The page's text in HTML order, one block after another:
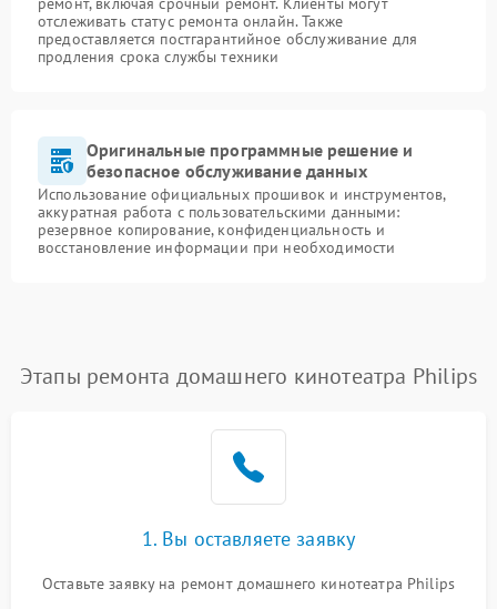
отслеживать статус ремонта онлайн. Также
предоставляется постгарантийное обслуживание для
продления срока службы техники
Оригинальные программные решение и
безопасное обслуживание данных
Использование официальных прошивок и инструментов,
аккуратная работа с пользовательскими данными:
резервное копирование, конфиденциальность и
восстановление информации при необходимости
Этапы ремонта домашнего кинотеатра Philips
1. Вы оставляете заявку
Оставьте заявку на ремонт домашнего кинотеатра Philips